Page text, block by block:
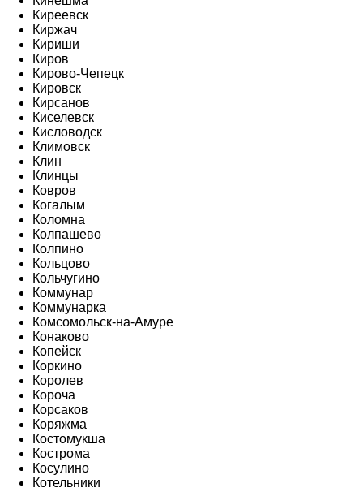
Киреевск
Киржач
Кириши
Киров
Кирово-Чепецк
Кировск
Кирсанов
Киселевск
Кисловодск
Климовск
Клин
Клинцы
Ковров
Когалым
Коломна
Колпашево
Колпино
Кольцово
Кольчугино
Коммунар
Коммунарка
Комсомольск-на-Амуре
Конаково
Копейск
Коркино
Королев
Короча
Корсаков
Коряжма
Костомукша
Кострома
Косулино
Котельники